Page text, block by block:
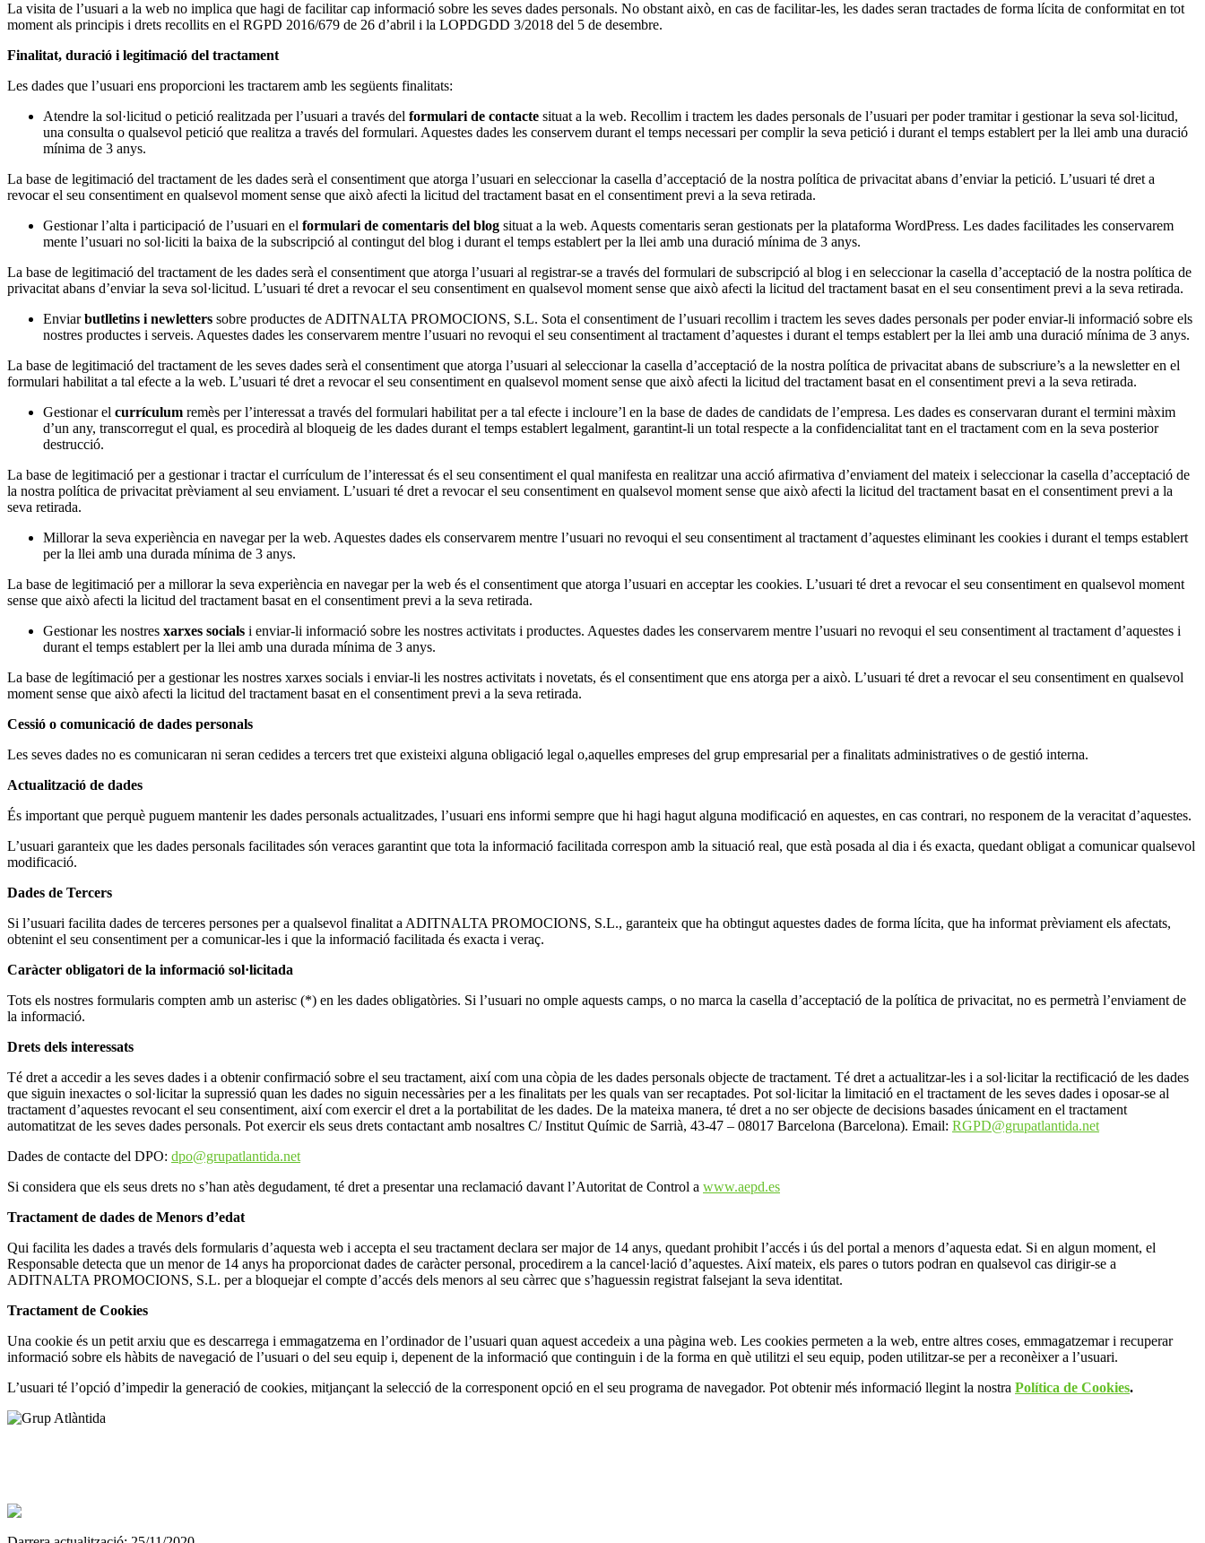
La visita de l’usuari a la web no implica que hagi de facilitar cap informació sobre les seves dades personals. No obstant això, en cas de facilitar-les, les dades seran tractades de forma lícita de conformitat en tot
moment als principis i drets recollits en el RGPD 2016/679 de 26 d’abril i la LOPDGDD 3/2018 del 5 de desembre.
Finalitat, duració i legitimació del tractament
Les dades que l’usuari ens proporcioni les tractarem amb les següents finalitats:
Atendre la sol·licitud o petició realitzada per l’usuari a través del formulari de contacte situat a la web. Recollim i tractem les dades personals de l’usuari per poder tramitar i gestionar la seva sol·licitud,
una consulta o qualsevol petició que realitza a través del formulari. Aquestes dades les conservem durant el temps necessari per complir la seva petició i durant el temps establert per la llei amb una duració
mínima de 3 anys.
La base de legitimació del tractament de les dades serà el consentiment que atorga l’usuari en seleccionar la casella d’acceptació de la nostra política de privacitat abans d’enviar la petició. L’usuari té dret a
revocar el seu consentiment en qualsevol moment sense que això afecti la licitud del tractament basat en el consentiment previ a la seva retirada.
Gestionar l’alta i participació de l’usuari en el formulari de comentaris del blog situat a la web. Aquests comentaris seran gestionats per la plataforma WordPress. Les dades facilitades les conservarem
mente l’usuari no sol·liciti la baixa de la subscripció al contingut del blog i durant el temps establert per la llei amb una duració mínima de 3 anys.
La base de legitimació del tractament de les dades serà el consentiment que atorga l’usuari al registrar-se a través del formulari de subscripció al blog i en seleccionar la casella d’acceptació de la nostra política de
privacitat abans d’enviar la seva sol·licitud. L’usuari té dret a revocar el seu consentiment en qualsevol moment sense que això afecti la licitud del tractament basat en el seu consentiment previ a la seva retirada.
Enviarbutlletins i newletters sobre productes de ADITNALTA PROMOCIONS, S.L. Sota el consentiment de l’usuari recollim i tractem les seves dades personals per poder enviar-li informació sobre els
nostres productes i serveis. Aquestes dades les conservarem mentre l’usuari no revoqui el seu consentiment al tractament d’aquestes i durant el temps establert per la llei amb una duració mínima de 3 anys.
La base de legitimació del tractament de les seves dades serà el consentiment que atorga l’usuari al seleccionar la casella d’acceptació de la nostra política de privacitat abans de subscriure’s a la newsletter en el
formulari habilitat a tal efecte a la web. L’usuari té dret a revocar el seu consentiment en qualsevol moment sense que això afecti la licitud del tractament basat en el consentiment previ a la seva retirada.
Gestionar el currículum remès per l’interessat a través del formulari habilitat per a tal efecte i incloure’l en la base de dades de candidats de l’empresa. Les dades es conservaran durant el termini màxim
d’un any, transcorregut el qual, es procedirà al bloqueig de les dades durant el temps establert legalment, garantint-li un total respecte a la confidencialitat tant en el tractament com en la seva posterior
destrucció.
La base de legitimació per a gestionar i tractar el currículum de l’interessat és el seu consentiment el qual manifesta en realitzar una acció afirmativa d’enviament del mateix i seleccionar la casella d’acceptació de
la nostra política de privacitat prèviament al seu enviament. L’usuari té dret a revocar el seu consentiment en qualsevol moment sense que això afecti la licitud del tractament basat en el consentiment previ a la
seva retirada.
Millorar la seva experiència en navegar per la web. Aquestes dades els conservarem mentre l’usuari no revoqui el seu consentiment al tractament d’aquestes eliminant les cookies i durant el temps establert
per la llei amb una durada mínima de 3 anys.
La base de legitimació per a millorar la seva experiència en navegar per la web és el consentiment que atorga l’usuari en acceptar les cookies. L’usuari té dret a revocar el seu consentiment en qualsevol moment
sense que això afecti la licitud del tractament basat en el consentiment previ a la seva retirada.
Gestionar les nostres xarxes socials i enviar-li informació sobre les nostres activitats i productes. Aquestes dades les conservarem mentre l’usuari no revoqui el seu consentiment al tractament d’aquestes i
durant el temps establert per la llei amb una durada mínima de 3 anys.
La base de legítimació per a gestionar les nostres xarxes socials i enviar-li les nostres activitats i novetats, és el consentiment que ens atorga per a això. L’usuari té dret a revocar el seu consentiment en qualsevol
moment sense que això afecti la licitud del tractament basat en el consentiment previ a la seva retirada.
Cessió o comunicació de dades personals
Les seves dades no es comunicaran ni seran cedides a tercers tret que existeixi alguna obligació legal o,aquelles empreses del grup empresarial per a finalitats administratives o de gestió interna.
Actualització de dades
És important que perquè puguem mantenir les dades personals actualitzades, l’usuari ens informi sempre que hi hagi hagut alguna modificació en aquestes, en cas contrari, no responem de la veracitat d’aquestes.
L’usuari garanteix que les dades personals facilitades són veraces garantint que tota la informació facilitada correspon amb la situació real, que està posada al dia i és exacta, quedant obligat a comunicar qualsevol
modificació.
Dades de Tercers
Si l’usuari facilita dades de terceres persones per a qualsevol finalitat a ADITNALTA PROMOCIONS, S.L., garanteix que ha obtingut aquestes dades de forma lícita, que ha informat prèviament els afectats,
obtenint el seu consentiment per a comunicar-les i que la informació facilitada és exacta i veraç.
Caràcter obligatori de la informació sol·licitada
Tots els nostres formularis compten amb un asterisc (*) en les dades obligatòries. Si l’usuari no omple aquests camps, o no marca la casella d’acceptació de la política de privacitat, no es permetrà l’enviament de
la informació.
Drets dels interessats
Té dret a accedir a les seves dades i a obtenir confirmació sobre el seu tractament, així com una còpia de les dades personals objecte de tractament. Té dret a actualitzar-les i a sol·licitar la rectificació de les dades
que siguin inexactes o sol·licitar la supressió quan les dades no siguin necessàries per a les finalitats per les quals van ser recaptades. Pot sol·licitar la limitació en el tractament de les seves dades i oposar-se al
tractament d’aquestes revocant el seu consentiment, així com exercir el dret a la portabilitat de les dades. De la mateixa manera, té dret a no ser objecte de decisions basades únicament en el tractament
automatitzat de les seves dades personals. Pot exercir els seus drets contactant amb nosaltres C/ Institut Químic de Sarrià, 43-47 – 08017 Barcelona (Barcelona). Email: RGPD@grupatlantida.net
Dades de contacte del DPO: dpo@grupatlantida.net
Si considera que els seus drets no s’han atès degudament, té dret a presentar una reclamació davant l’Autoritat de Control a www.aepd.es
Tractament de dades de Menors d’edat
Qui facilita les dades a través dels formularis d’aquesta web i accepta el seu tractament declara ser major de 14 anys, quedant prohibit l’accés i ús del portal a menors d’aquesta edat. Si en algun moment, el
Responsable detecta que un menor de 14 anys ha proporcionat dades de caràcter personal, procedirem a la cancel·lació d’aquestes. Així mateix, els pares o tutors podran en qualsevol cas dirigir-se a
ADITNALTA PROMOCIONS, S.L. per a bloquejar el compte d’accés dels menors al seu càrrec que s’haguessin registrat falsejant la seva identitat.
Tractament de Cookies
Una cookie és un petit arxiu que es descarrega i emmagatzema en l’ordinador de l’usuari quan aquest accedeix a una pàgina web. Les cookies permeten a la web, entre altres coses, emmagatzemar i recuperar
informació sobre els hàbits de navegació de l’usuari o del seu equip i, depenent de la informació que continguin i de la forma en què utilitzi el seu equip, poden utilitzar-se per a reconèixer a l’usuari.
L’usuari té l’opció d’impedir la generació de cookies, mitjançant la selecció de la corresponent opció en el seu programa de navegador. Pot obtenir més informació llegint la nostra Política de Cookies.